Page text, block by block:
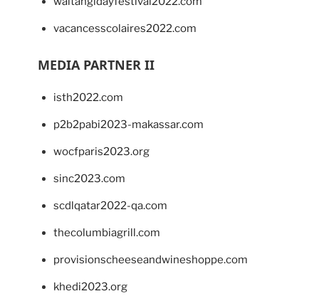
vacancesscolaires2022.com
MEDIA PARTNER II
isth2022.com
p2b2pabi2023-makassar.com
wocfparis2023.org
sinc2023.com
scdlqatar2022-qa.com
thecolumbiagrill.com
provisionscheeseandwineshoppe.com
khedi2023.org